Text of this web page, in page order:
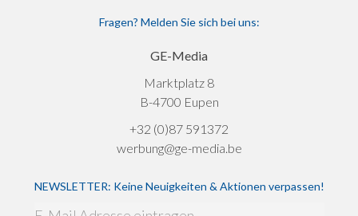
Fragen? Melden Sie sich bei uns:
GE-Media
Marktplatz 8
B-4700 Eupen
+32 (0)87 591372
werbung@ge-media.be
NEWSLETTER: Keine Neuigkeiten & Aktionen verpassen!